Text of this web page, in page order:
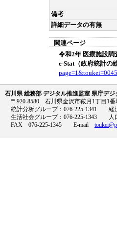
備考
詳細データの有無
関連ページ
令和2年 医療施設調
e-Stat（政府統計の
石川県 総務部 デジタル推進監室 県庁デ
〒920-8580 石川県金沢市鞍月1丁目1番
統計分析グループ：076-225-1341 経
生活社会グループ：076-225-1343 人
FAX 076-225-1345 E-mail